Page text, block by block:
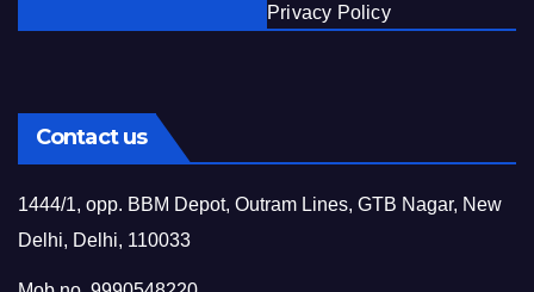
Privacy Policy
Contact us
1444/1, opp. BBM Depot, Outram Lines, GTB Nagar, New
Delhi, Delhi, 110033